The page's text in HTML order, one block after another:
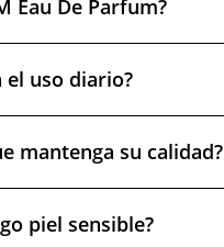
Eau De Parfum?
el uso diario?
mantenga su calidad?
piel sensible?